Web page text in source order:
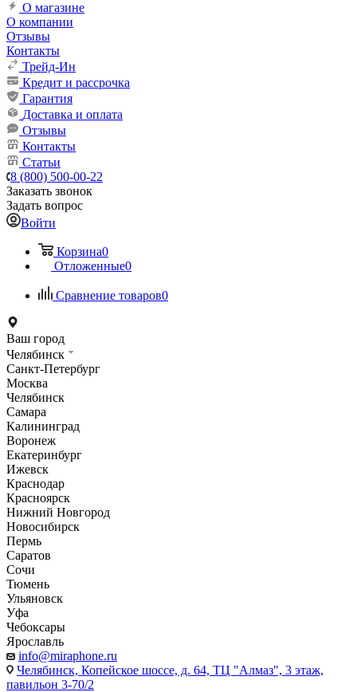
О магазине
О компании
Отзывы
Контакты
Трейд-Ин
Кредит и рассрочка
Гарантия
Доставка и оплата
Отзывы
Контакты
Статьи
8 (800) 500-00-22
Заказать звонок
Задать вопрос
Войти
Корзина0
Отложенные0
Сравнение товаров0
Ваш город
Челябинск
Санкт-Петербург
Москва
Челябинск
Самара
Калининград
Воронеж
Екатеринбург
Ижевск
Краснодар
Красноярск
Нижний Новгород
Новосибирск
Пермь
Саратов
Сочи
Тюмень
Ульяновск
Уфа
Чебоксары
Ярославль
info@miraphone.ru
Челябинск, Копейское шоссе, д. 64, ТЦ "Алмаз", 3 этаж,
павильон 3-70/2